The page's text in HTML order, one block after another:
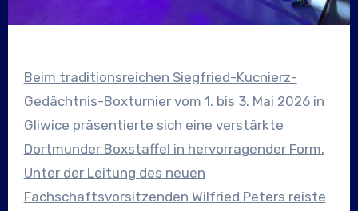
Beim traditionsreichen Siegfried-Kucnierz-
Gedächtnis-Boxturnier vom 1. bis 3. Mai 2026 in
Gliwice präsentierte sich eine verstärkte
Dortmunder Boxstaffel in hervorragender Form.
Unter der Leitung des neuen
Fachschaftsvorsitzenden Wilfried Peters reiste